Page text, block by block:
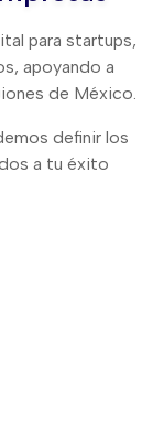
para startups,
apoyando a
de México.
definir los
a tu éxito